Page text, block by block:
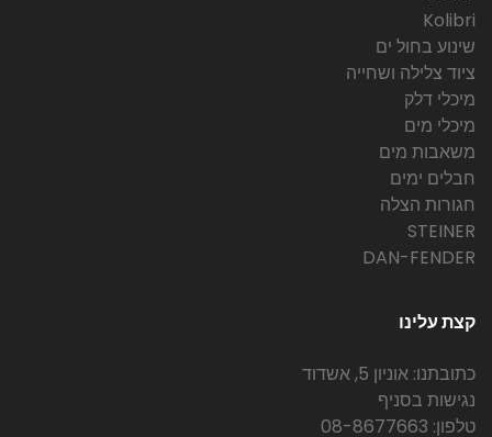
Kolibri
שינוע בחול ים
ציוד צלילה ושחייה
מיכלי דלק
מיכלי מים
משאבות מים
חבלים ימים
חגורות הצלה
STEINER
DAN-FENDER
קצת עלינו
כתובתנו: אוניון 5, אשדוד
נגישות בסניף
טלפון: 08-8677663